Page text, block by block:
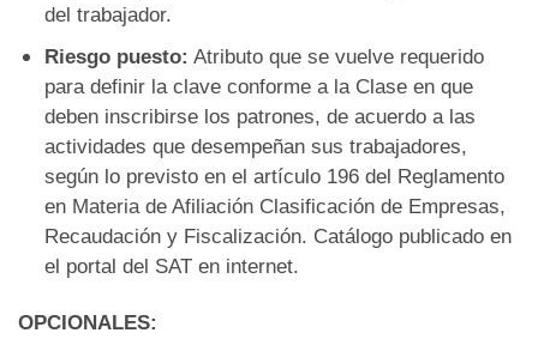
del trabajador.
Riesgo puesto: Atributo que se vuelve requerido
para definir la clave conforme a la Clase en que
deben inscribirse los patrones, de acuerdo a las
actividades que desempeñan sus trabajadores,
según lo previsto en el artículo 196 del Reglamento
en Materia de Afiliación Clasificación de Empresas,
Recaudación y Fiscalización. Catálogo publicado en
el portal del SAT en internet.
OPCIONALES: